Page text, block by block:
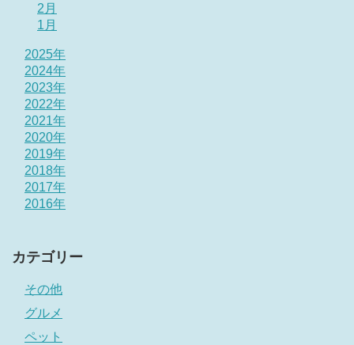
2月
1月
2025年
2024年
2023年
2022年
2021年
2020年
2019年
2018年
2017年
2016年
カテゴリー
その他
グルメ
ペット